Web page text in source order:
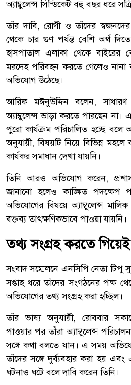
অ্যাম্বুলেন্স সিন্ডিকেট বহু বছর ধরে
তাঁর দাবি, রোগী ও তাঁদের স্বজনদের
থেকে চার গুণ পর্যন্ত বেশি অর্থ
হাসপাতাল এলাকা থেকে বাইরের
মরদেহ পরিবহন করতে গেলেও
অভিযোগ উঠেছে।
আরিফ মঈনুউদ্দিন বলেন,
অ্যাম্বুলেন্স ভাড়া করতে পারছেন না।
পুরো কার্যক্রম পরিচালিত হচ্ছে বলে
অনুযায়ী, বিষয়টি নিয়ে বিভিন্ন
কার্যকর সমাধান দেখা যায়নি।
তিনি আরও অভিযোগ করেন,
জানানো হলেও কাঙ্ক্ষিত পদক্ষেপ
অভিযোগের বিষয়ে অ্যাম্বুলেন্স
বক্তব্য তাৎক্ষণিকভাবে পাওয়া যায়নি।
তথ্য সংগ্রহ করতে
সংবাদ সম্মেলনে এনসিপি নেতা
সপ্তাহ ধরে তাঁদের সংগঠনের পক্ষ
অভিযোগের তথ্য সংগ্রহ করা হচ্ছিল।
তাঁর ভাষ্য অনুযায়ী, রোববার
পাওয়ার পর তাঁরা অ্যাম্বুলেন্স
সঙ্গে কথা বলতে যান। এ সময়
তাঁদের সঙ্গে দুর্ব্যবহার করা হয় এবং
ঘটনাও ঘটে বলে দাবি করেন তিনি।